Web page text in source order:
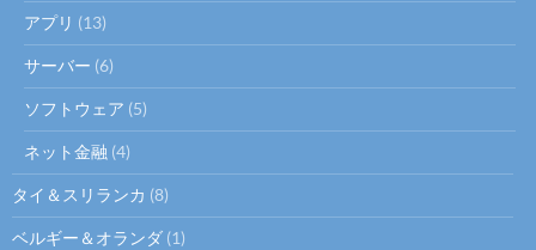
アプリ (13)
サーバー (6)
ソフトウェア (5)
ネット金融 (4)
タイ＆スリランカ (8)
ベルギー＆オランダ (1)